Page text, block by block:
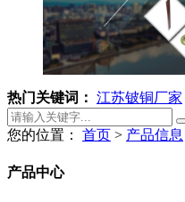
热门关键词： 江苏铍铜厂家
您的位置： 首页 > 产品信息
产品中心